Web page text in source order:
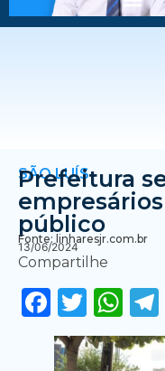
SÃO LUÍS
Prefeitura
público
Fonte: linharesjr.com.br
13/06/2024
Compartilhe